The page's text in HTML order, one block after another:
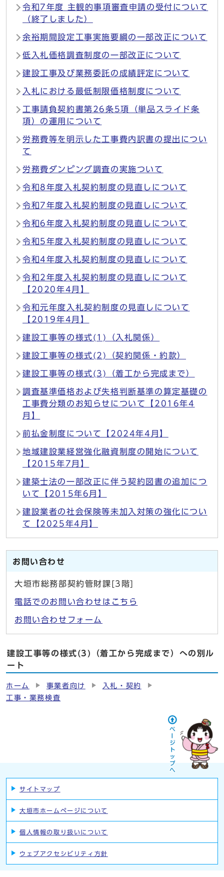
令和7年度 主観的事項審査申請の受付について
（終了しました）
余裕期間設定工事実施要綱の一部改正について
低入札価格調査制度の一部改正について
建設工事及び業務委託の成績評定について
入札における最低制限価格制度について
工事請負契約書第26条5項（単品スライド条
項）の運用について
労務費等を明示した工事費内訳書の提出につい
て
労務費ダンピング調査の実施ついて
令和8年度入札契約制度の見直しについて
令和7年度入札契約制度の見直しについて
令和6年度入札契約制度の見直しについて
令和5年度入札契約制度の見直しについて
令和4年度入札契約制度の見直しについて
令和2年度入札契約制度の見直しについて
【2020年4月】
令和元年度入札契約制度の見直しについて
【2019年4月】
建設工事等の様式(1)（入札関係）
建設工事等の様式(2)（契約関係・約款）
建設工事等の様式(3)（着工から完成まで）
調査基準価格および失格判断基準の算定基礎の
工事費分類のお知らせについて【2016年4
月】
前払金制度について【2024年4月】
地域建設業経営強化融資制度の開始について
【2015年7月】
建築士法の一部改正に伴う契約図書の追加につ
いて【2015年6月】
建設業者の社会保険等未加入対策の強化につい
て【2025年4月】
お問い合わせ
大垣市総務部契約管財課[3階]
電話でのお問い合わせはこちら
お問い合わせフォーム
建設工事等の様式(3)（着工から完成まで）への別ル
ート
ホーム 事業者向け
入札・契約
工事・業務検査
サイトマップ
大垣市ホームページについて
個人情報の取り扱いについて
ウェブアクセシビリティ方針